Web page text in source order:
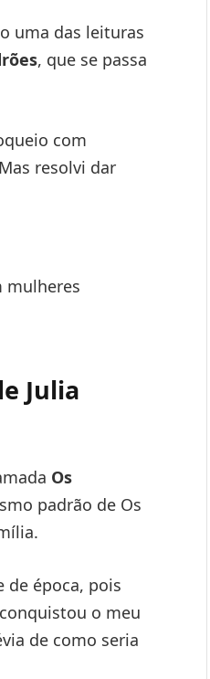
uma das leituras
, que se passa
com
resolvi dar
mulheres
Julia
Os
padrão de Os
época, pois
o meu
de como seria